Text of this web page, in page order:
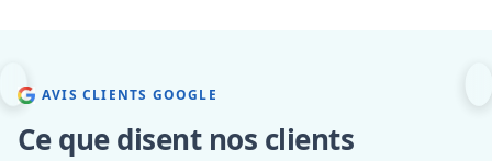
AVIS CLIENTS GOOGLE
Ce que disent nos clients